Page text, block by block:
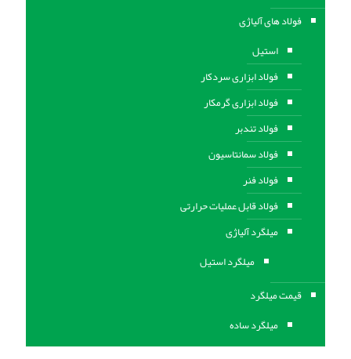
فولاد های آلیاژی
استیل
فولاد ابزاری سردکار
فولاد ابزاری گرمکار
فولاد تندبر
فولاد سمانتاسیون
فولاد فنر
فولاد قابل عملیات حرارتی
ميلگرد آلیاژی
میلگرد استیل
قیمت میلگرد
میلگرد ساده